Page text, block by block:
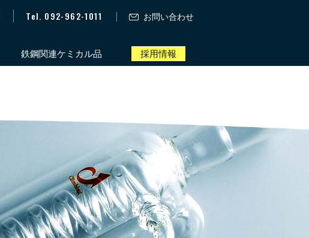
Tel. 092-962-1011 お問い合わせ
鉄鋼関連ケミカル品 採用情報